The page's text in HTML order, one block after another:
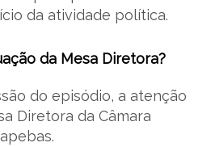
da atividade política.
da Mesa Diretora?
do episódio, a atenção
Diretora da Câmara